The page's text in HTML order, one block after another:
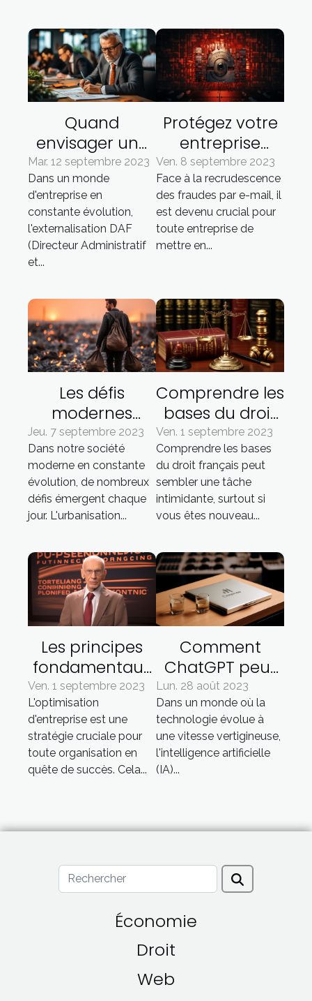
Quand
envisager une
externalisation
DAF : une guide
pratique
Mar. 12 septembre 2023
Dans un monde
d'entreprise en
constante évolution,
l'externalisation DAF
(Directeur Administratif
et...
Protégez votre
entreprise
contre les
fraudes par
email grâce à la
vérification
Ven. 8 septembre 2023
Face à la recrudescence
des fraudes par e-mail, il
est devenu crucial pour
toute entreprise de
mettre en...
Les défis
modernes
auxquels la
Société est
confrontée
Jeu. 7 septembre 2023
Dans notre société
moderne en constante
évolution, de nombreux
défis émergent chaque
jour. L'urbanisation...
Comprendre les
bases du droit
français
Ven. 1 septembre 2023
Comprendre les bases
du droit français peut
sembler une tâche
intimidante, surtout si
vous êtes nouveau...
Les principes
fondamentaux
de
l'optimisation
d'entreprise
Ven. 1 septembre 2023
L'optimisation
d'entreprise est une
stratégie cruciale pour
toute organisation en
quête de succès. Cela...
Comment
ChatGPT peut
aider les
entreprises à
économiser du
temps et de
Lun. 28 août 2023
Dans un monde où la
technologie évolue à
une vitesse vertigineuse,
l'intelligence artificielle
(IA)...
Économie
Droit
Web